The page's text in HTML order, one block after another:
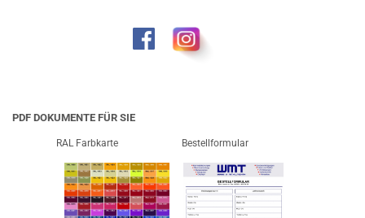
PDF DOKUMENTE FÜR SIE
RAL Farbkarte Bestellformular